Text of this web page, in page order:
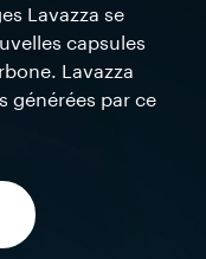
Lavazza se
capsules
Lavazza